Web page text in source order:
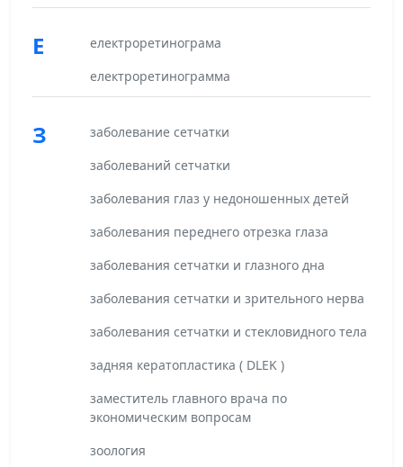
Е
електроретинограма
електроретинограмма
З
заболевание сетчатки
заболеваний сетчатки
заболевания глаз у недоношенных детей
заболевания переднего отрезка глаза
заболевания сетчатки и глазного дна
заболевания сетчатки и зрительного нерва
заболевания сетчатки и стекловидного тела
задняя кератопластика ( DLEK )
заместитель главного врача по
экономическим вопросам
зоология